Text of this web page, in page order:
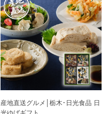
産地直送グルメ│栃木･日光食品 日